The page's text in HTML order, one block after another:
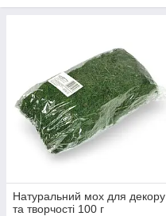
Натуральний мох для декору
та творчості 100 г